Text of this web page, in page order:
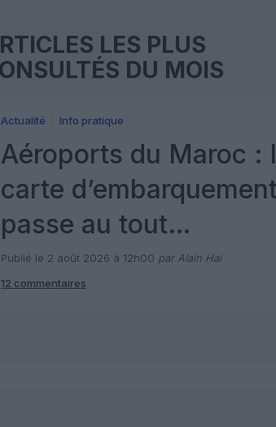
LES PLUS
DU MOIS
Actualité Info pratique
Aéroports du Maroc :
carte d’embarquement
passe au tout
numérique avec Pax
Check
Publié le 2 août 2026 à 12h00 par Alain Hai
12 commentaires